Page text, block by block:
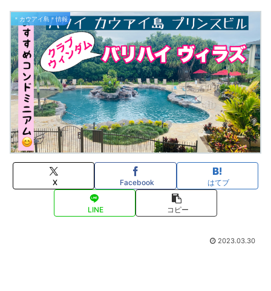
＊カウアイ島＊情報
X Facebook はてブ
LINE コピー
2023.03.30